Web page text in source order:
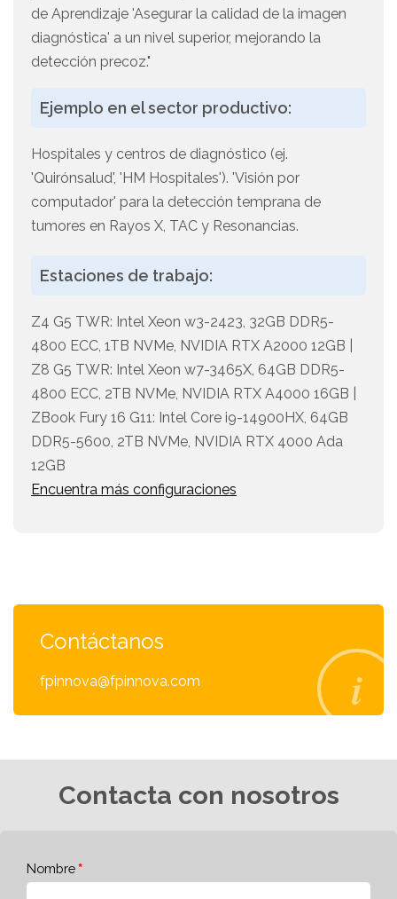
de Aprendizaje 'Asegurar la calidad de la imagen
diagnóstica' a un nivel superior, mejorando la
detección precoz."
Ejemplo en el sector productivo:
Hospitales y centros de diagnóstico (ej.
'Quirónsalud', 'HM Hospitales'). 'Visión por
computador' para la detección temprana de
tumores en Rayos X, TAC y Resonancias.
Estaciones de trabajo:
Z4 G5 TWR: Intel Xeon w3-2423, 32GB DDR5-
4800 ECC, 1TB NVMe, NVIDIA RTX A2000 12GB |
Z8 G5 TWR: Intel Xeon w7-3465X, 64GB DDR5-
4800 ECC, 2TB NVMe, NVIDIA RTX A4000 16GB |
ZBook Fury 16 G11: Intel Core i9-14900HX, 64GB
DDR5-5600, 2TB NVMe, NVIDIA RTX 4000 Ada
12GB
Encuentra más configuraciones
Contáctanos
fpinnova@fpinnova.com
Contacta con nosotros
Nombre